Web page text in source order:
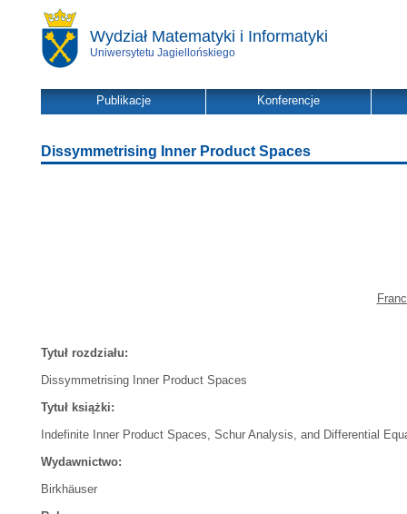
Wydział Matematyki i Informatyki
Uniwersytetu Jagiellońskiego
Publikacje Konferencje
Dissymmetrising Inner Product Spaces
Tytuł rozdziału:
Dissymmetrising Inner Product Spaces
Tytuł książki:
Indefinite Inner Product Spaces, Schur Analysis, and Differential
Wydawnictwo:
Birkhäuser